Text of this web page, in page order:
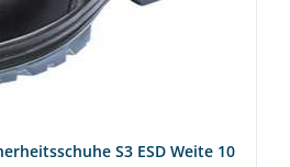
S3 ESD Weite 10